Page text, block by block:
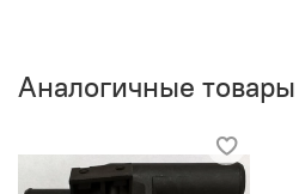
Аналогичные товары